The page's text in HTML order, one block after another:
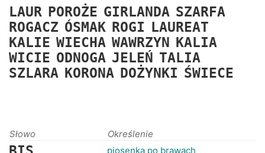
LAUR POROŻE GIRLANDA SZARFA
ROGACZ ÓSMAK ROGI LAUREAT
KALIE WIECHA WAWRZYN KALIA
WICIE ODNOGA JELEŃ TALIA
SZLARA KORONA DOŻYNKI ŚWIECE
Słowo Określenie
piosenka po brawach